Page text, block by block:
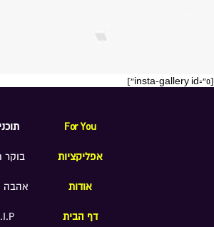
[insta-gallery id="0"]
For You
אפליקציות
אודות
דף הבית
בוקר
אהבה